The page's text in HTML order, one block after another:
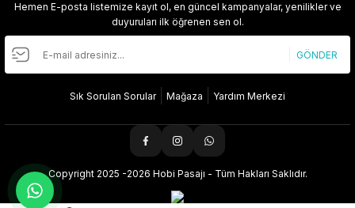
Hemen E-posta listemize kayıt ol, en güncel kampanyalar, yenilikler ve
duyuruları ilk öğrenen sen ol.
GÖNDER
Sık Sorulan Sorular Mağaza Yardım Merkezi
Copyright 2025 -2026 Hobi Pasajı - Tüm Hakları Saklıdır.